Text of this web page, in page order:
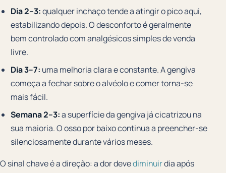
Dia 2–3:qualquer inchaço tende a atingir o pico aqui,
estabilizando depois. O desconforto é geralmente
bem controlado com analgésicos simples de venda
livre.
Dia 3–7: uma melhoria clara e constante. A gengiva
começa a fechar sobre o alvéolo e comer torna-se
mais fácil.
Semana 2–3:a superfície da gengiva já cicatrizou na
sua maioria. O osso por baixo continua a preencher-se
silenciosamente durante vários meses.
O sinal chave é a direção: a dor devediminuirdia após